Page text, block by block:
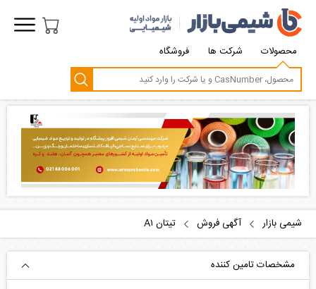
محصولات شرکت ها فروشگاه
شیمی بازار آگهی فروش تیتان A۱